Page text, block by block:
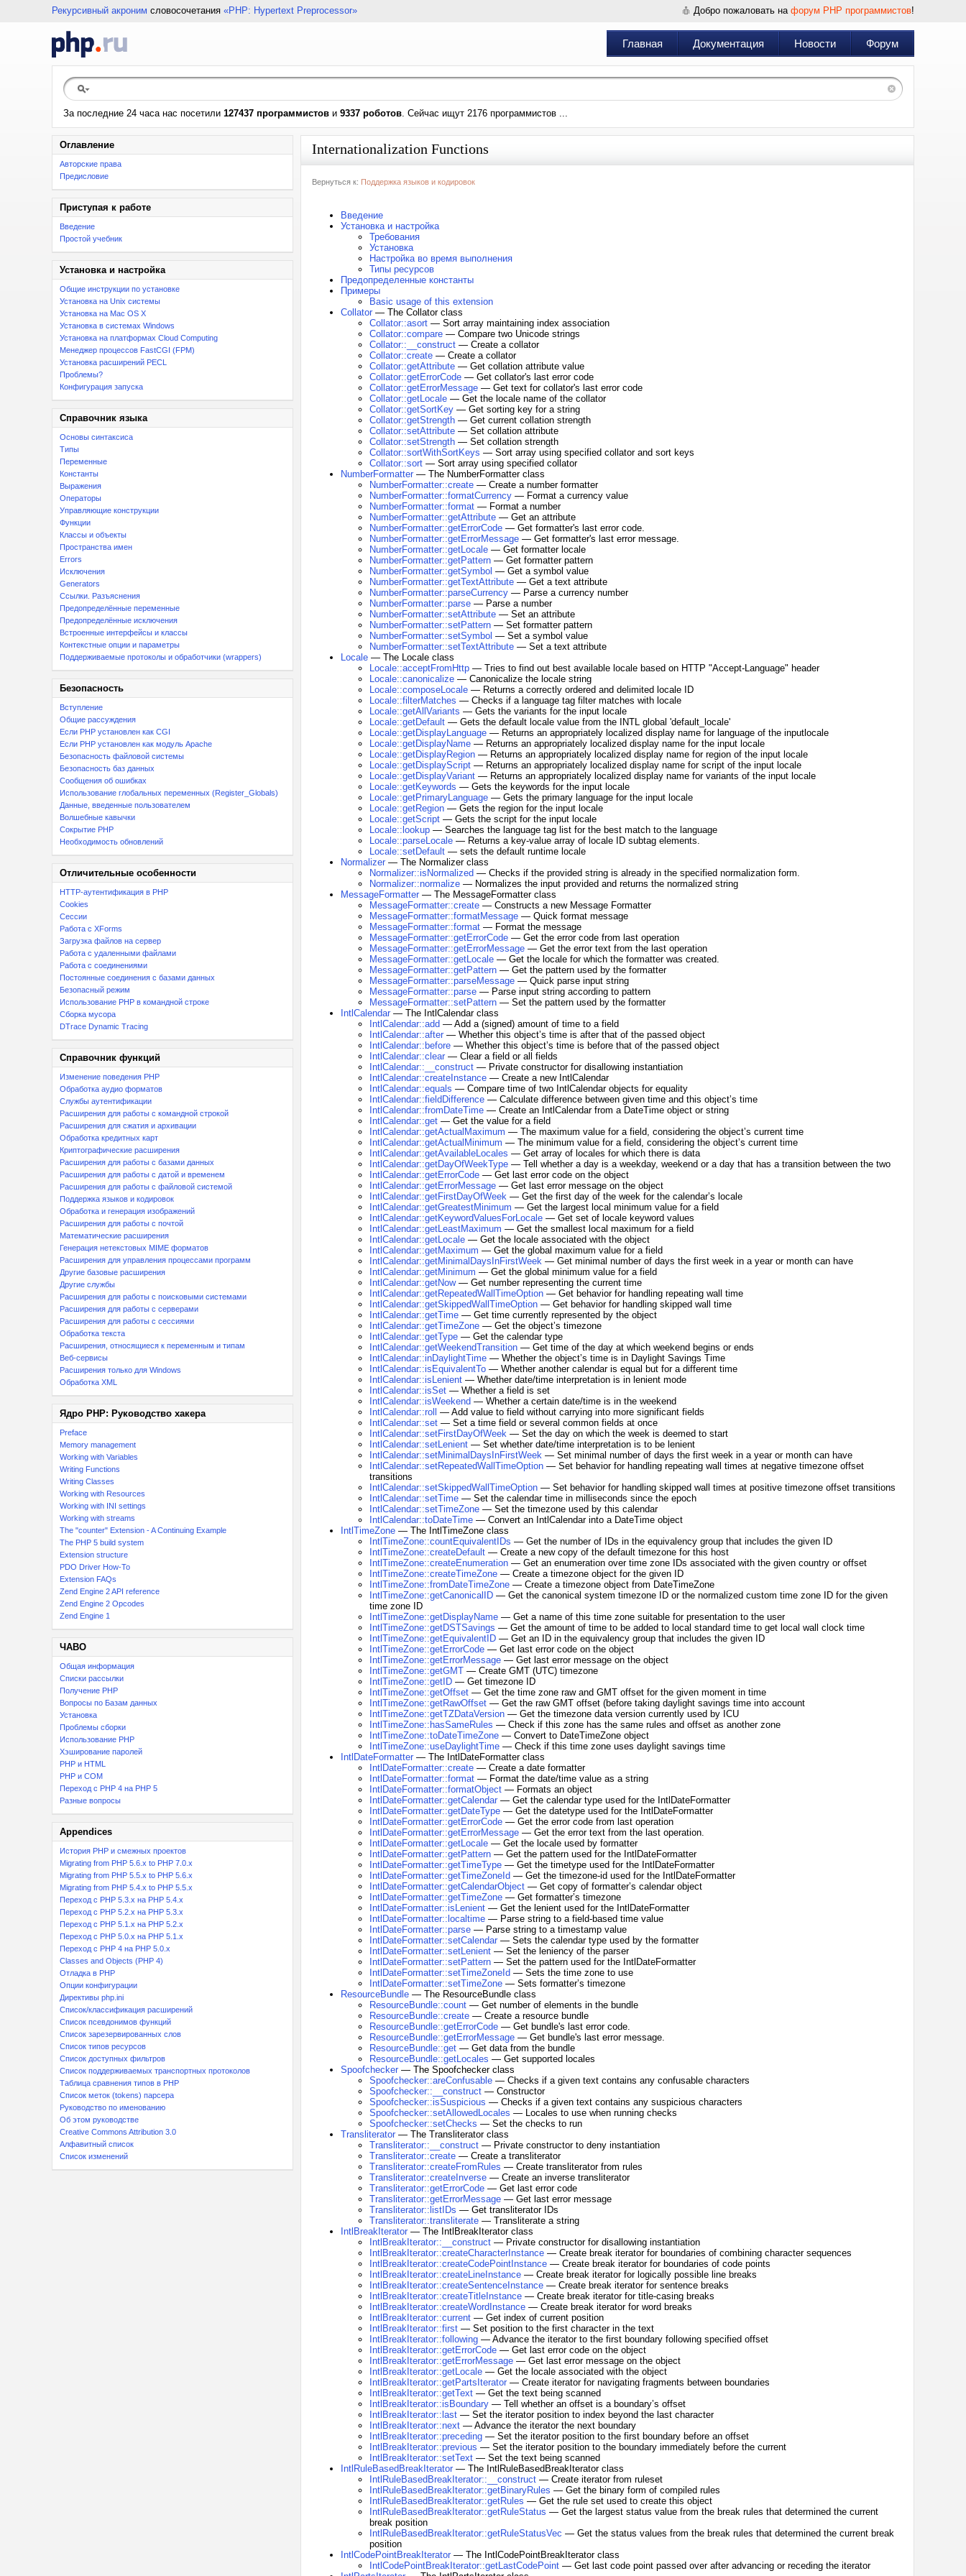
Рекурсивный акроним словосочетания «PHP: Hypertext Preprocessor» Добро пожаловать на форум PHP программистов!
Главная Документация Новости Форум
За последние 24 часа нас посетили 127437 программистов и 9337 роботов. Сейчас ищут 2176 программистов ...
Оглавление
Авторские права
Предисловие
Приступая к работе
Введение
Простой учебник
Установка и настройка
Общие инструкции по установке
Установка на Unix системы
Установка на Mac OS X
Установка в системах Windows
Установка на платформах Cloud Computing
Менеджер процессов FastCGI (FPM)
Установка расширений PECL
Проблемы?
Конфигурация запуска
Справочник языка
Основы синтаксиса
Типы
Переменные
Константы
Выражения
Операторы
Управляющие конструкции
Функции
Классы и объекты
Пространства имен
Errors
Исключения
Generators
Ссылки. Разъяснения
Предопределённые переменные
Предопределённые исключения
Встроенные интерфейсы и классы
Контекстные опции и параметры
Поддерживаемые протоколы и обработчики (wrappers)
Безопасность
Вступление
Общие рассуждения
Если PHP установлен как CGI
Если PHP установлен как модуль Apache
Безопасность файловой системы
Безопасность баз данных
Сообщения об ошибках
Использование глобальных переменных (Register_Globals)
Данные, введенные пользователем
Волшебные кавычки
Сокрытие PHP
Необходимость обновлений
Отличительные особенности
HTTP-аутентификация в PHP
Cookies
Сессии
Работа с XForms
Загрузка файлов на сервер
Работа с удаленными файлами
Работа с соединениями
Постоянные соединения с базами данных
Безопасный режим
Использование PHP в командной строке
Сборка мусора
DTrace Dynamic Tracing
Справочник функций
Изменение поведения PHP
Обработка аудио форматов
Службы аутентификации
Расширения для работы с командной строкой
Расширения для сжатия и архивации
Обработка кредитных карт
Криптографические расширения
Расширения для работы с базами данных
Расширения для работы с датой и временем
Расширения для работы с файловой системой
Поддержка языков и кодировок
Обработка и генерация изображений
Расширения для работы с почтой
Математические расширения
Генерация нетекстовых MIME форматов
Расширения для управления процессами программ
Другие базовые расширения
Другие службы
Расширения для работы с поисковыми системами
Расширения для работы с серверами
Расширения для работы с сессиями
Обработка текста
Расширения, относящиеся к переменным и типам
Веб-сервисы
Расширения только для Windows
Обработка XML
Ядро PHP: Руководство хакера
Preface
Memory management
Working with Variables
Writing Functions
Writing Classes
Working with Resources
Working with INI settings
Working with streams
The "counter" Extension - A Continuing Example
The PHP 5 build system
Extension structure
PDO Driver How-To
Extension FAQs
Zend Engine 2 API reference
Zend Engine 2 Opcodes
Zend Engine 1
ЧАВО
Общая информация
Списки рассылки
Получение PHP
Вопросы по Базам данных
Установка
Проблемы сборки
Использование PHP
Хэширование паролей
PHP и HTML
PHP и COM
Переход с PHP 4 на PHP 5
Разные вопросы
Appendices
История PHP и смежных проектов
Migrating from PHP 5.6.x to PHP 7.0.x
Migrating from PHP 5.5.x to PHP 5.6.x
Migrating from PHP 5.4.x to PHP 5.5.x
Переход с PHP 5.3.x на PHP 5.4.x
Переход c PHP 5.2.x на PHP 5.3.x
Переход с PHP 5.1.x на PHP 5.2.x
Переход с PHP 5.0.x на PHP 5.1.x
Переход с PHP 4 на PHP 5.0.x
Classes and Objects (PHP 4)
Отладка в PHP
Опции конфигурации
Директивы php.ini
Список/классификация расширений
Список псевдонимов функций
Список зарезервированных слов
Список типов ресурсов
Список доступных фильтров
Список поддерживаемых транспортных протоколов
Таблица сравнения типов в PHP
Список меток (tokens) парсера
Руководство по именованию
Об этом руководстве
Creative Commons Attribution 3.0
Алфавитный список
Список изменений
Internationalization Functions
Вернуться к: Поддержка языков и кодировок
Введение
Установка и настройка
Требования
Установка
Настройка во время выполнения
Типы ресурсов
Предопределенные константы
Примеры
Basic usage of this extension
Collator — The Collator class
Collator::asort — Sort array maintaining index association
Collator::compare — Compare two Unicode strings
Collator::__construct — Create a collator
Collator::create — Create a collator
Collator::getAttribute — Get collation attribute value
Collator::getErrorCode — Get collator's last error code
Collator::getErrorMessage — Get text for collator's last error code
Collator::getLocale — Get the locale name of the collator
Collator::getSortKey — Get sorting key for a string
Collator::getStrength — Get current collation strength
Collator::setAttribute — Set collation attribute
Collator::setStrength — Set collation strength
Collator::sortWithSortKeys — Sort array using specified collator and sort keys
Collator::sort — Sort array using specified collator
NumberFormatter — The NumberFormatter class
NumberFormatter::create — Create a number formatter
NumberFormatter::formatCurrency — Format a currency value
NumberFormatter::format — Format a number
NumberFormatter::getAttribute — Get an attribute
NumberFormatter::getErrorCode — Get formatter's last error code.
NumberFormatter::getErrorMessage — Get formatter's last error message.
NumberFormatter::getLocale — Get formatter locale
NumberFormatter::getPattern — Get formatter pattern
NumberFormatter::getSymbol — Get a symbol value
NumberFormatter::getTextAttribute — Get a text attribute
NumberFormatter::parseCurrency — Parse a currency number
NumberFormatter::parse — Parse a number
NumberFormatter::setAttribute — Set an attribute
NumberFormatter::setPattern — Set formatter pattern
NumberFormatter::setSymbol — Set a symbol value
NumberFormatter::setTextAttribute — Set a text attribute
Locale — The Locale class
Locale::acceptFromHttp — Tries to find out best available locale based on HTTP "Accept-Language" header
Locale::canonicalize — Canonicalize the locale string
Locale::composeLocale — Returns a correctly ordered and delimited locale ID
Locale::filterMatches — Checks if a language tag filter matches with locale
Locale::getAllVariants — Gets the variants for the input locale
Locale::getDefault — Gets the default locale value from the INTL global 'default_locale'
Locale::getDisplayLanguage — Returns an appropriately localized display name for language of the inputlocale
Locale::getDisplayName — Returns an appropriately localized display name for the input locale
Locale::getDisplayRegion — Returns an appropriately localized display name for region of the input locale
Locale::getDisplayScript — Returns an appropriately localized display name for script of the input locale
Locale::getDisplayVariant — Returns an appropriately localized display name for variants of the input locale
Locale::getKeywords — Gets the keywords for the input locale
Locale::getPrimaryLanguage — Gets the primary language for the input locale
Locale::getRegion — Gets the region for the input locale
Locale::getScript — Gets the script for the input locale
Locale::lookup — Searches the language tag list for the best match to the language
Locale::parseLocale — Returns a key-value array of locale ID subtag elements.
Locale::setDefault — sets the default runtime locale
Normalizer — The Normalizer class
Normalizer::isNormalized — Checks if the provided string is already in the specified normalization form.
Normalizer::normalize — Normalizes the input provided and returns the normalized string
MessageFormatter — The MessageFormatter class
MessageFormatter::create — Constructs a new Message Formatter
MessageFormatter::formatMessage — Quick format message
MessageFormatter::format — Format the message
MessageFormatter::getErrorCode — Get the error code from last operation
MessageFormatter::getErrorMessage — Get the error text from the last operation
MessageFormatter::getLocale — Get the locale for which the formatter was created.
MessageFormatter::getPattern — Get the pattern used by the formatter
MessageFormatter::parseMessage — Quick parse input string
MessageFormatter::parse — Parse input string according to pattern
MessageFormatter::setPattern — Set the pattern used by the formatter
IntlCalendar — The IntlCalendar class
IntlCalendar::add — Add a (signed) amount of time to a field
IntlCalendar::after — Whether this objectʼs time is after that of the passed object
IntlCalendar::before — Whether this objectʼs time is before that of the passed object
IntlCalendar::clear — Clear a field or all fields
IntlCalendar::__construct — Private constructor for disallowing instantiation
IntlCalendar::createInstance — Create a new IntlCalendar
IntlCalendar::equals — Compare time of two IntlCalendar objects for equality
IntlCalendar::fieldDifference — Calculate difference between given time and this objectʼs time
IntlCalendar::fromDateTime — Create an IntlCalendar from a DateTime object or string
IntlCalendar::get — Get the value for a field
IntlCalendar::getActualMaximum — The maximum value for a field, considering the objectʼs current time
IntlCalendar::getActualMinimum — The minimum value for a field, considering the objectʼs current time
IntlCalendar::getAvailableLocales — Get array of locales for which there is data
IntlCalendar::getDayOfWeekType — Tell whether a day is a weekday, weekend or a day that has a transition between the two
IntlCalendar::getErrorCode — Get last error code on the object
IntlCalendar::getErrorMessage — Get last error message on the object
IntlCalendar::getFirstDayOfWeek — Get the first day of the week for the calendarʼs locale
IntlCalendar::getGreatestMinimum — Get the largest local minimum value for a field
IntlCalendar::getKeywordValuesForLocale — Get set of locale keyword values
IntlCalendar::getLeastMaximum — Get the smallest local maximum for a field
IntlCalendar::getLocale — Get the locale associated with the object
IntlCalendar::getMaximum — Get the global maximum value for a field
IntlCalendar::getMinimalDaysInFirstWeek — Get minimal number of days the first week in a year or month can have
IntlCalendar::getMinimum — Get the global minimum value for a field
IntlCalendar::getNow— Get number representing the current time
IntlCalendar::getRepeatedWallTimeOption — Get behavior for handling repeating wall time
IntlCalendar::getSkippedWallTimeOption — Get behavior for handling skipped wall time
IntlCalendar::getTime — Get time currently represented by the object
IntlCalendar::getTimeZone — Get the objectʼs timezone
IntlCalendar::getType — Get the calendar type
IntlCalendar::getWeekendTransition — Get time of the day at which weekend begins or ends
IntlCalendar::inDaylightTime — Whether the objectʼs time is in Daylight Savings Time
IntlCalendar::isEquivalentTo — Whether another calendar is equal but for a different time
IntlCalendar::isLenient — Whether date/time interpretation is in lenient mode
IntlCalendar::isSet — Whether a field is set
IntlCalendar::isWeekend — Whether a certain date/time is in the weekend
IntlCalendar::roll
— Add value to field without carrying into more significant fields
IntlCalendar::set — Set a time field or several common fields at once
IntlCalendar::setFirstDayOfWeek — Set the day on which the week is deemed to start
IntlCalendar::setLenient — Set whether date/time interpretation is to be lenient
IntlCalendar::setMinimalDaysInFirstWeek — Set minimal number of days the first week in a year or month can have
IntlCalendar::setRepeatedWallTimeOption — Set behavior for handling repeating wall times at negative timezone offset
transitions
IntlCalendar::setSkippedWallTimeOption — Set behavior for handling skipped wall times at positive timezone offset transitions
IntlCalendar::setTime — Set the calendar time in milliseconds since the epoch
IntlCalendar::setTimeZone — Set the timezone used by this calendar
IntlCalendar::toDateTime — Convert an IntlCalendar into a DateTime object
IntlTimeZone — The IntlTimeZone class
IntlTimeZone::countEquivalentIDs — Get the number of IDs in the equivalency group that includes the given ID
IntlTimeZone::createDefault — Create a new copy of the default timezone for this host
IntlTimeZone::createEnumeration — Get an enumeration over time zone IDs associated with the given country or offset
IntlTimeZone::createTimeZone — Create a timezone object for the given ID
IntlTimeZone::fromDateTimeZone — Create a timezone object from DateTimeZone
IntlTimeZone::getCanonicalID — Get the canonical system timezone ID or the normalized custom time zone ID for the given
time zone ID
IntlTimeZone::getDisplayName — Get a name of this time zone suitable for presentation to the user
IntlTimeZone::getDSTSavings — Get the amount of time to be added to local standard time to get local wall clock time
IntlTimeZone::getEquivalentID — Get an ID in the equivalency group that includes the given ID
IntlTimeZone::getErrorCode — Get last error code on the object
IntlTimeZone::getErrorMessage — Get last error message on the object
IntlTimeZone::getGMT — Create GMT (UTC) timezone
IntlTimeZone::getID — Get timezone ID
IntlTimeZone::getOffset — Get the time zone raw and GMT offset for the given moment in time
IntlTimeZone::getRawOffset — Get the raw GMT offset (before taking daylight savings time into account
IntlTimeZone::getTZDataVersion — Get the timezone data version currently used by ICU
IntlTimeZone::hasSameRules — Check if this zone has the same rules and offset as another zone
IntlTimeZone::toDateTimeZone — Convert to DateTimeZone object
IntlTimeZone::useDaylightTime — Check if this time zone uses daylight savings time
IntlDateFormatter — The IntlDateFormatter class
IntlDateFormatter::create — Create a date formatter
IntlDateFormatter::format — Format the date/time value as a string
IntlDateFormatter::formatObject — Formats an object
IntlDateFormatter::getCalendar — Get the calendar type used for the IntlDateFormatter
IntlDateFormatter::getDateType — Get the datetype used for the IntlDateFormatter
IntlDateFormatter::getErrorCode — Get the error code from last operation
IntlDateFormatter::getErrorMessage — Get the error text from the last operation.
IntlDateFormatter::getLocale — Get the locale used by formatter
IntlDateFormatter::getPattern — Get the pattern used for the IntlDateFormatter
IntlDateFormatter::getTimeType — Get the timetype used for the IntlDateFormatter
IntlDateFormatter::getTimeZoneId — Get the timezone-id used for the IntlDateFormatter
IntlDateFormatter::getCalendarObject — Get copy of formatterʼs calendar object
IntlDateFormatter::getTimeZone — Get formatterʼs timezone
IntlDateFormatter::isLenient — Get the lenient used for the IntlDateFormatter
IntlDateFormatter::localtime — Parse string to a field-based time value
IntlDateFormatter::parse — Parse string to a timestamp value
IntlDateFormatter::setCalendar — Sets the calendar type used by the formatter
IntlDateFormatter::setLenient — Set the leniency of the parser
IntlDateFormatter::setPattern — Set the pattern used for the IntlDateFormatter
IntlDateFormatter::setTimeZoneId — Sets the time zone to use
IntlDateFormatter::setTimeZone — Sets formatterʼs timezone
ResourceBundle — The ResourceBundle class
ResourceBundle::count — Get number of elements in the bundle
ResourceBundle::create — Create a resource bundle
ResourceBundle::getErrorCode — Get bundle's last error code.
ResourceBundle::getErrorMessage — Get bundle's last error message.
ResourceBundle::get — Get data from the bundle
ResourceBundle::getLocales — Get supported locales
Spoofchecker — The Spoofchecker class
Spoofchecker::areConfusable — Checks if a given text contains any confusable characters
Spoofchecker::__construct — Constructor
Spoofchecker::isSuspicious — Checks if a given text contains any suspicious characters
Spoofchecker::setAllowedLocales — Locales to use when running checks
Spoofchecker::setChecks — Set the checks to run
Transliterator — The Transliterator class
Transliterator::__construct — Private constructor to deny instantiation
Transliterator::create — Create a transliterator
Transliterator::createFromRules — Create transliterator from rules
Transliterator::createInverse — Create an inverse transliterator
Transliterator::getErrorCode — Get last error code
Transliterator::getErrorMessage — Get last error message
Transliterator::listIDs — Get transliterator IDs
Transliterator::transliterate — Transliterate a string
IntlBreakIterator — The IntlBreakIterator class
IntlBreakIterator::__construct — Private constructor for disallowing instantiation
IntlBreakIterator::createCharacterInstance — Create break iterator for boundaries of combining character sequences
IntlBreakIterator::createCodePointInstance — Create break iterator for boundaries of code points
IntlBreakIterator::createLineInstance — Create break iterator for logically possible line breaks
IntlBreakIterator::createSentenceInstance — Create break iterator for sentence breaks
IntlBreakIterator::createTitleInstance — Create break iterator for title-casing breaks
IntlBreakIterator::createWordInstance — Create break iterator for word breaks
IntlBreakIterator::current — Get index of current position
IntlBreakIterator::first — Set position to the first character in the text
IntlBreakIterator::following — Advance the iterator to the first boundary following specified offset
IntlBreakIterator::getErrorCode — Get last error code on the object
IntlBreakIterator::getErrorMessage — Get last error message on the object
IntlBreakIterator::getLocale — Get the locale associated with the object
IntlBreakIterator::getPartsIterator — Create iterator for navigating fragments between boundaries
IntlBreakIterator::getText — Get the text being scanned
IntlBreakIterator::isBoundary — Tell whether an offset is a boundaryʼs offset
IntlBreakIterator::last — Set the iterator position to index beyond the last character
IntlBreakIterator::next — Advance the iterator the next boundary
IntlBreakIterator::preceding — Set the iterator position to the first boundary before an offset
IntlBreakIterator::previous — Set the iterator position to the boundary immediately before the current
IntlBreakIterator::setText — Set the text being scanned
IntlRuleBasedBreakIterator — The IntlRuleBasedBreakIterator class
IntlRuleBasedBreakIterator::__construct — Create iterator from ruleset
IntlRuleBasedBreakIterator::getBinaryRules — Get the binary form of compiled rules
IntlRuleBasedBreakIterator::getRules — Get the rule set used to create this object
IntlRuleBasedBreakIterator::getRuleStatus — Get the largest status value from the break rules that determined the current
break position
IntlRuleBasedBreakIterator::getRuleStatusVec — Get the status values from the break rules that determined the current break
position
IntlCodePointBreakIterator — The IntlCodePointBreakIterator class
IntlCodePointBreakIterator::getLastCodePoint — Get last code point passed over after advancing or receding the iterator